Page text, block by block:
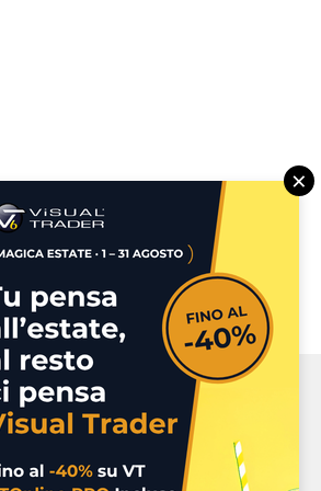
per noi
e molto utili! »
×